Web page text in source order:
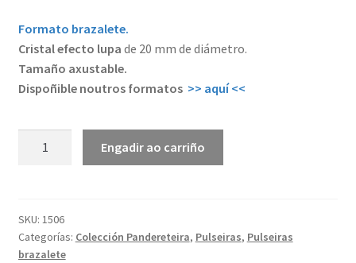
Formato brazalete.
Cristal efecto lupa de 20 mm de diámetro.
Tamaño axustable.
Dispoñible noutros formatos >> aquí <<
cantidade
Engadir ao carriño
SKU: 1506
Categorías: Colección Pandereteira, Pulseiras, Pulseiras
brazalete